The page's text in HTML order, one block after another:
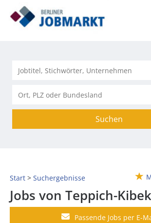
Suchen
Start Suchergebnisse
Jobs von Teppich-
Passende Jobs per E-